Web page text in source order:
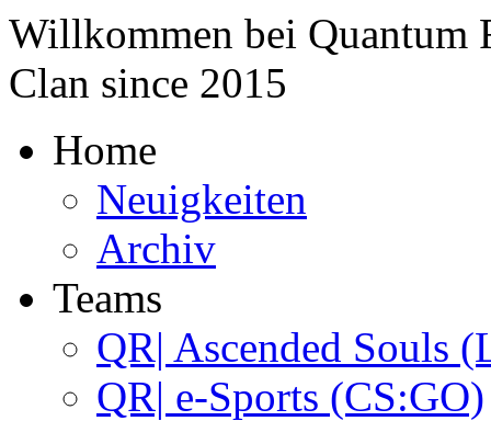
Willkommen bei Quantum
Clan since 2015
Home
Neuigkeiten
Archiv
Teams
QR| Ascended Souls
QR| e-Sports (CS:GO)